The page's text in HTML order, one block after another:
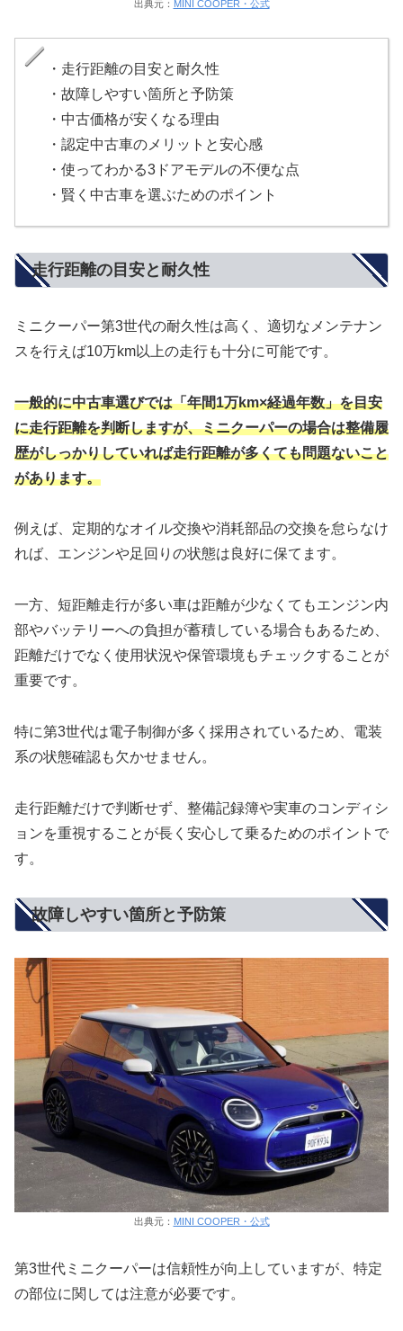
出典元： MINI COOPER・公式
・走行距離の目安と耐久性
・故障しやすい箇所と予防策
・中古価格が安くなる理由
・認定中古車のメリットと安心感
・使ってわかる3ドアモデルの不便な点
・賢く中古車を選ぶためのポイント
走行距離の目安と耐久性
ミニクーパー第3世代の耐久性は高く、適切なメンテナン
スを行えば10万km以上の走行も十分に可能です。
一般的に中古車選びでは「年間1万km×経過年数」を目安
に走行距離を判断しますが、ミニクーパーの場合は整備履
歴がしっかりしていれば走行距離が多くても問題ないこと
があります。
例えば、定期的なオイル交換や消耗部品の交換を怠らなけ
れば、エンジンや足回りの状態は良好に保てます。
一方、短距離走行が多い車は距離が少なくてもエンジン内
部やバッテリーへの負担が蓄積している場合もあるため、
距離だけでなく使用状況や保管環境もチェックすることが
重要です。
特に第3世代は電子制御が多く採用されているため、電装
系の状態確認も欠かせません。
走行距離だけで判断せず、整備記録簿や実車のコンディシ
ョンを重視することが長く安心して乗るためのポイントで
す。
故障しやすい箇所と予防策
出典元： MINI COOPER・公式
第3世代ミニクーパーは信頼性が向上していますが、特定
の部位に関しては注意が必要です。